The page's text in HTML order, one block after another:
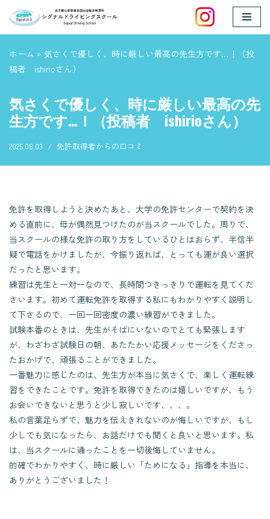
コ
ン
テ
へ
ス
ッ
プ
ホーム » 気さくで優しく、時に厳しい最高の先生方です…！（投
稿者 ishirioさん）
気さくで優しく、時に厳しい最高の先
生方です…！（投稿者 ishirioさん）
2025.08.03 免許取得者からの口コミ
免許を取得しようと決めたあと、大学の免許センターで契約を決
める直前に、母が偶然見つけたのが当スクールでした。周りで、
当スクールの様な免許の取り方をしているひとはおらず、半信半
疑で電話をかけましたが、今振り返れば、とっても運が良い選択
だったと思います。
練習は先生と一対一なので、長時間つきっきりで運転を見てくだ
さいます。初めて運転免許を取得する私にもわかりやすく説明し
て下さるので、一回一回密度の濃い練習ができました。
試験本番のときは、先生がそばにいないのでとても緊張します
が、わざわざ試験日の朝、あたたかい応援メッセージをくださっ
たおかげで、頑張ることができました。
一番魅力に感じたのは、先生方が本当に気さくで、楽しく運転練
習をできたことです。免許を取得できたのは嬉しいですが、もう
お会いできないと思うと少し寂しいです、、、。
私の言葉足らずで、魅力を伝えきれないのが悔しいですが、もし
少しでも気になったら、お話だけでも聞くと良いと思います。私
は、当スクールに通ったことを一切後悔していません。
的確でわかりやすく、時に厳しい「ためになる」指導を本当に、
ありがとうございました！